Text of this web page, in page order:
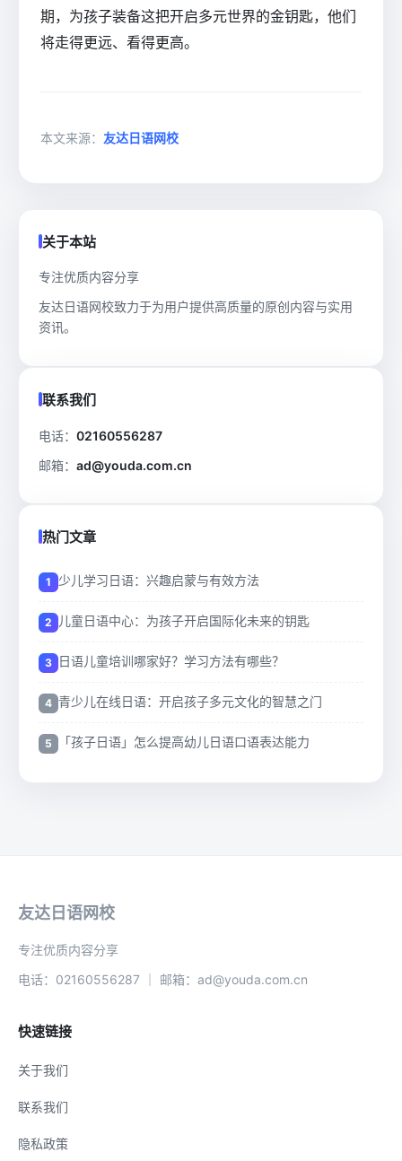
期，为孩子装备这把开启多元世界的金钥匙，他们
将走得更远、看得更高。
本文来源： 友达日语网校
关于本站
专注优质内容分享
友达日语网校致力于为用户提供高质量的原创内容与实用
资讯。
联系我们
电话： 02160556287
邮箱： ad@youda.com.cn
热门文章
少儿学习日语：兴趣启蒙与有效方法
儿童日语中心：为孩子开启国际化未来的钥匙
日语儿童培训哪家好？学习方法有哪些？
青少儿在线日语：开启孩子多元文化的智慧之门
「孩子日语」怎么提高幼儿日语口语表达能力
友达日语网校
专注优质内容分享
电话：02160556287 ｜ 邮箱：ad@youda.com.cn
快速链接
关于我们
联系我们
隐私政策